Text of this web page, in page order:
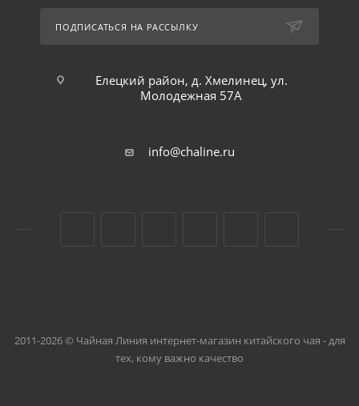
ПОДПИСАТЬСЯ НА РАССЫЛКУ
Елецкий район, д. Хмелинец, ул.
Молодежная 57А
info@chaline.ru
2011-2026 © Чайная Линия интернет-магазин китайского чая - для
тех, кому важно качество